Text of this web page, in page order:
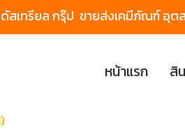
ดัสเทรียล กรุ๊ป ขายส่งเคมีภัณฑ์
หน้าแรก สิ